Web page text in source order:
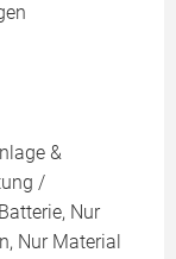
&
/
Nur
Nur Material